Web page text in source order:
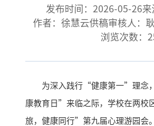
发布时间：2026-05-26来
作者：徐慧云供稿审核人：
浏览次数：
为深入践行“健康第一”理念
康教育日”来临之际，学校在两校
旅，健康同行”第九届心理游园会